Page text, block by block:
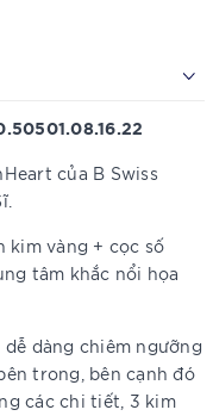
của B Swiss
kim vàng + cọc số
tâm khắc nổi họa
dàng chiêm ngưỡng
trong, bên cạnh đó
các chi tiết, 3 kim